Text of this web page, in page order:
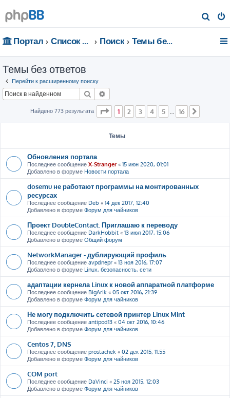
о
Портал Список форумов Поиск Темы без ответов
Темы без ответов
Перейти к расширенному поиску
Поиск
Найдено 773 результата Страница из 16
1 2 3 4 5 16
Темы
Обновления портала
Последнее сообщение X-Stranger« 15 июн 2020, 01:01
Добавлено в форуме Новости портала
dosemu не работают программы на монтированных
ресурсах
Последнее сообщение Deb « 14 дек 2017, 12:40
Добавлено в форуме Форум для чайников
Проект DoubleContact. Приглашаю к переводу
Последнее сообщение DarkHobbit « 13 июл 2017, 15:06
Добавлено в форуме Общий форум
NetworkManager - дублирующий профиль
Последнее сообщение avpdnepr « 13 ноя 2016, 17:07
Добавлено в форуме Linux, безопасность, сети
адаптации кернела Linux к новой аппаратной платформе
Последнее сообщение BigArik « 05 окт 2016, 21:39
Добавлено в форуме Форум для чайников
Не могу подключить сетевой принтер Linux Mint
Последнее сообщение antipod13 « 04 окт 2016, 10:46
Добавлено в форуме Форум для чайников
Centos 7, DNS
Последнее сообщение prostachek « 02 дек 2015, 11:55
Добавлено в форуме Форум для чайников
COM port
Последнее сообщение DaVinci « 25 ноя 2015, 12:03
Добавлено в форуме Форум для чайников